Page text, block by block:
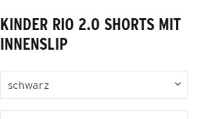
KINDER RIO 2.0 SHORTS MIT
INNENSLIP